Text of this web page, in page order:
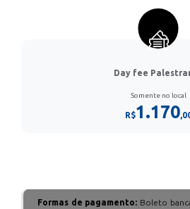
Day fee
Somente no local
R$1.170
Formas de pagamento: Boleto